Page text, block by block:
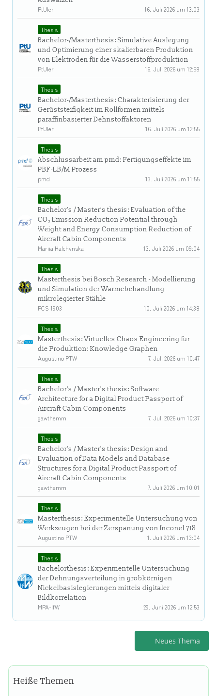
PtUler
16. Juli 2026 um 13:03
Thesis
Bachelor-/Masterthesis: Simulative Auslegung
und Optimierung einer skalierbaren Produktion
von Elektroden für die Wasserstoffproduktion
PtUler
16. Juli 2026 um 12:58
Thesis
Bachelor-/Masterthesis: Charakterisierung der
Gerüststeifigkeit im Rollformen mittels
paraffinbasierter Dehnstoffaktoren
PtUler
16. Juli 2026 um 12:55
Thesis
Abschlussarbeit am pmd: Fertigungseffekte im
PBF-LB/M Prozess
pmd
13. Juli 2026 um 11:55
Thesis
Bachelor‘s / Master‘s thesis: Evaluation of the
CO₂ Emission Reduction Potential through
Weight and Energy Consumption Reduction of
Aircraft Cabin Components
Mariia Halchynska
13. Juli 2026 um 09:04
Thesis
Masterthesis bei Bosch Research - Modellierung
und Simulation der Wärmebehandlung
mikrolegierter Stähle
FCS 1903
10. Juli 2026 um 14:38
Thesis
Masterthesis: Virtuelles Chaos Engineering für
die Produktion: Knowledge Graphen
Augustino PTW
7. Juli 2026 um 10:47
Thesis
Bachelor's / Master's thesis: Software
Architecture for a Digital Product Passport of
Aircraft Cabin Components
gawthemm
7. Juli 2026 um 10:37
Thesis
Bachelor's / Master's thesis: Design and
Evaluation of Data Models and Database
Structures for a Digital Product Passport of
Aircraft Cabin Components
gawthemm
7. Juli 2026 um 10:01
Thesis
Masterthesis: Experimentelle Untersuchung von
Werkzeugen bei der Zerspanung von Inconel 718
Augustino PTW
1. Juli 2026 um 13:04
Thesis
Bachelorthesis: Experimentelle Untersuchung
der Dehnungsverteilung in grobkörnigen
Nickelbasislegierungen mittels digitaler
Bildkorrelation
MPA-IfW
29. Juni 2026 um 12:53
Neues Thema
Heiße Themen